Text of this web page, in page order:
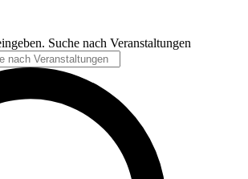
Suche nach Veranstaltungen